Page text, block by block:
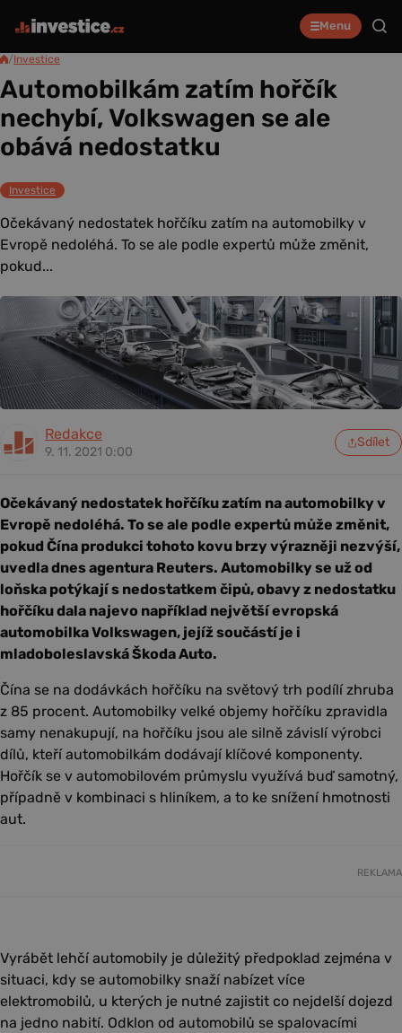
Menu
/Investice
Automobilkám zatím hořčík
nechybí, Volkswagen se ale
obává nedostatku
Investice
Očekávaný nedostatek hořčíku zatím na automobilky v
Evropě nedoléhá. To se ale podle expertů může změnit,
pokud...
Redakce
9. 11. 2021 0:00
Sdílet
Očekávaný nedostatek hořčíku zatím na automobilky v
Evropě nedoléhá. To se ale podle expertů může změnit,
pokud Čína produkci tohoto kovu brzy výrazněji nezvýší,
uvedla dnes agentura Reuters. Automobilky se už od
loňska potýkají s nedostatkem čipů, obavy z nedostatku
hořčíku dala najevo například největší evropská
automobilka Volkswagen, jejíž součástí je i
mladoboleslavská Škoda Auto.
Čína se na dodávkách hořčíku na světový trh podílí zhruba
z 85 procent. Automobilky velké objemy hořčíku zpravidla
samy nenakupují, na hořčíku jsou ale silně závislí výrobci
dílů, kteří automobilkám dodávají klíčové komponenty.
Hořčík se v automobilovém průmyslu využívá buď samotný,
případně v kombinaci s hliníkem, a to ke snížení hmotnosti
aut.
REKLAMA
Vyrábět lehčí automobily je důležitý předpoklad zejména v
situaci, kdy se automobilky snaží nabízet více
elektromobilů, u kterých je nutné zajistit co nejdelší dojezd
na jedno nabití. Odklon od automobilů se spalovacími